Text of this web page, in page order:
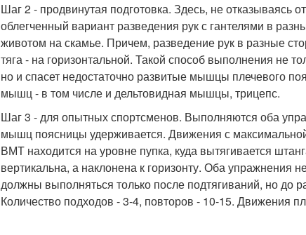
Шаг 2 - продвинутая подготовка. Здесь, не
облегченный вариант разведения рук с гантелями в
животом на скамье. Причем, разведение рук в разные
тяга - на горизонтальной. Такой способ выполнения не
но и спасет недостаточно развитые мышцы плечевого
мышц - в том числе и дельтовидная мышцы, трицепс.
Шаг 3 - для опытных спортсменов. Выполняются оба
мышц поясницы удерживается. Движения с
ВМТ находится на уровне пупка, куда вытягивается
вертикальна, а наклонена к горизонту. Оба упражнения
должны выполняться только после подтягиваний, но до
Количество подходов - 3-4, повторов - 10-15. Движения